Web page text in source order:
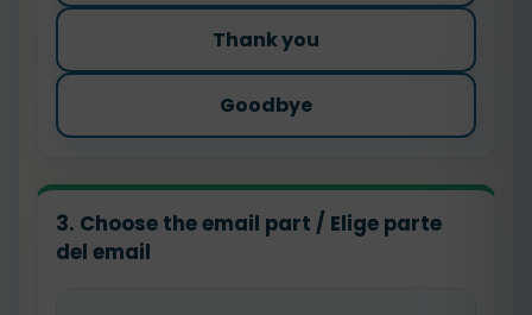
Thank you
Goodbye
3. Choose the email part / Elige parte
del email